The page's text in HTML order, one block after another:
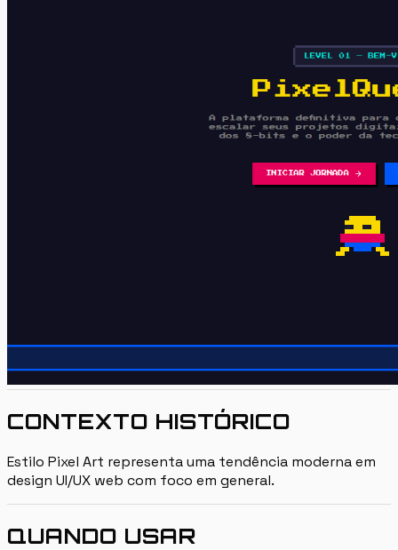
CONTEXTO HISTÓRICO
Estilo Pixel Art representa uma tendência moderna em
design UI/UX web com foco em general.
QUANDO USAR